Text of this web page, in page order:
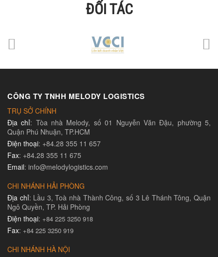
ĐỐI TÁC
CÔNG TY TNHH MELODY LOGISTICS
TRỤ SỞ CHÍNH
Địa chỉ: Tòa nhà Melody, số 01 Nguyễn Văn Đậu, phường 5,
Quận Phú Nhuận, TP.HCM
Điện thoại: +84.28 355 11 657
Fax: +84.28 355 11 675
Email: info@melodylogistics.com
CHI NHÁNH HẢI PHÒNG
Địa chỉ: Lầu 3, Toà nhà Thành Công, số 3 Lê Thánh Tông, Quận
Ngô Quyền, TP. Hải Phòng
Điện thoại: +84 225 3250 918
Fax: +84 225 3250 919
CHI NHÁNH HÀ NỘI